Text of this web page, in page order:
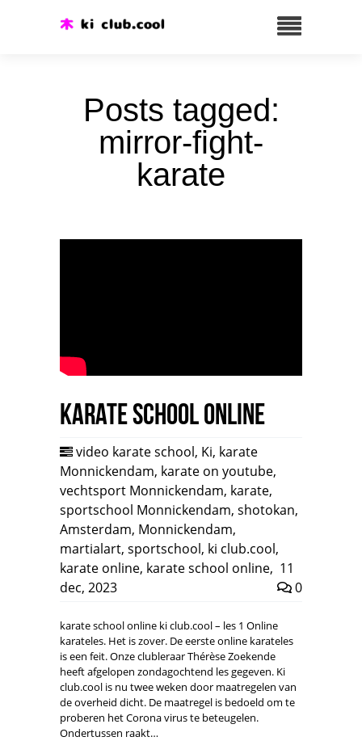
Posts tagged:
mirror-fight-
karate
Karate school online
video karate school, Ki, karate
Monnickendam, karate on youtube,
vechtsport Monnickendam, karate,
sportschool Monnickendam, shotokan,
Amsterdam, Monnickendam,
martialart, sportschool, ki club.cool,
karate online, karate school online, 11
dec, 2023
0
karate school online ki club.cool – les 1 Online
karateles. Het is zover. De eerste online karateles
is een feit. Onze clubleraar Thérèse Zoekende
heeft afgelopen zondagochtend les gegeven. Ki
club.cool is nu twee weken door maatregelen van
de overheid dicht. De maatregel is bedoeld om te
proberen het Corona virus te beteugelen.
Ondertussen raakt…